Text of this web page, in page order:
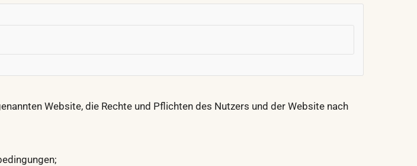
Website, die Rechte und Pflichten des Nutzers und der Website nach